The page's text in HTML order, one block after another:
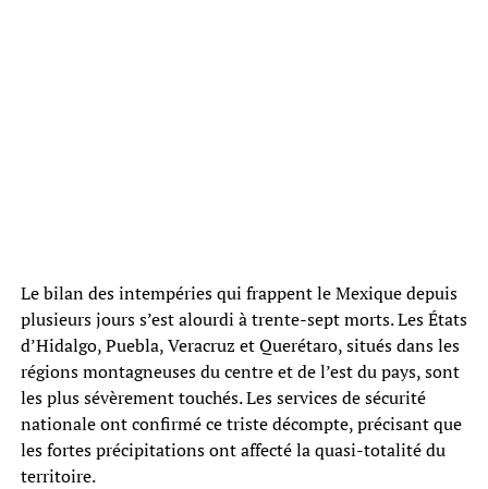
Le bilan des intempéries qui frappent le Mexique depuis
plusieurs jours s’est alourdi à trente-sept morts. Les États
d’Hidalgo, Puebla, Veracruz et Querétaro, situés dans les
régions montagneuses du centre et de l’est du pays, sont
les plus sévèrement touchés. Les services de sécurité
nationale ont confirmé ce triste décompte, précisant que
les fortes précipitations ont affecté la quasi-totalité du
territoire.